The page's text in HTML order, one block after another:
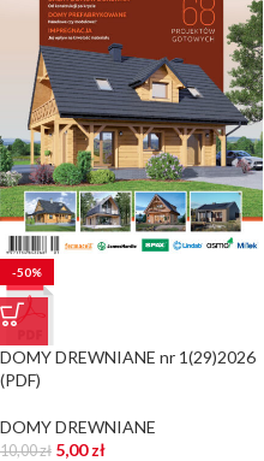
-50%
DOMY DREWNIANE nr 1(29)2026
(PDF)
DOMY DREWNIANE
10,00zł 5,00zł